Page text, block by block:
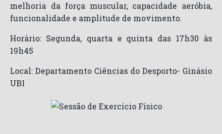
melhoria da força muscular, capacidade aeróbia,
funcionalidade e amplitude de movimento.
Horário: Segunda, quarta e quinta das 17h30 às
19h45
Local: Departamento Ciências do Desporto- Ginásio
UBI